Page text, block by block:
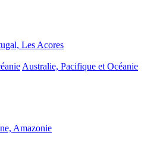
Les Acores
Australie, Pacifique et Océanie
Amazonie